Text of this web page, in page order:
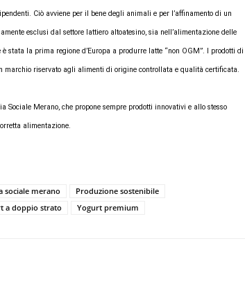
Ciò avviene per il bene degli animali e per l’affinamento di un
esclusi dal settore lattiero altoatesino, sia nell’alimentazione delle
stata la prima regione d’Europa a produrre latte “non OGM”. I prodotti di
riservato agli alimenti di origine controllata e qualità certificata.
Sociale Merano, che propone sempre prodotti innovativi e allo stesso
alimentazione.
sociale merano
Produzione sostenibile
a doppio strato Yogurt premium